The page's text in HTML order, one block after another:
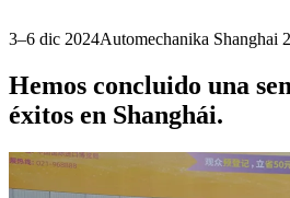
3–6 dic 2024Automechanika Shanghai
Hemos concluido una
éxitos en Shanghái.